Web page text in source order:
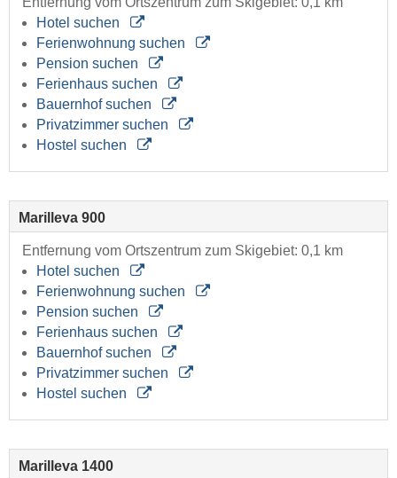
Hotel suchen
Ferienwohnung suchen
Pension suchen
Ferienhaus suchen
Bauernhof suchen
Privatzimmer suchen
Hostel suchen
Marilleva 900
Entfernung vom Ortszentrum zum Skigebiet: 0,1 km
Hotel suchen
Ferienwohnung suchen
Pension suchen
Ferienhaus suchen
Bauernhof suchen
Privatzimmer suchen
Hostel suchen
Marilleva 1400